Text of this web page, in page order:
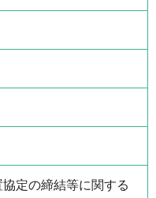
定の締結等に関する